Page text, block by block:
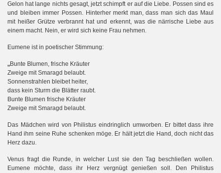
Gelon hat lange nichts gesagt, jetzt schimpft er auf die Liebe. Possen sind es
und bleiben immer Possen.Hinterher merkt man, dass man sich das Maul
mit heißer Grütze verbrannt hat und erkennt, was die närrische Liebe aus
einem macht. Nein, er wird sich keine Frau nehmen.
Eumene ist in poetischer Stimmung:
„Bunte Blumen, frische Kräuter
Zweige mit Smaragd belaubt.
Sonnenstrahlen bleibet heiter,
dass kein Sturm die Blätter raubt.
Bunte Blumen frische Kräuter
Zweige mit Smaragd belaubt.
Das Mädchen wird von Philistus eindringlich umworben. Er bittet dass ihre
Hand ihm seine Ruhe schenken möge. Er hält jetzt die Hand, doch nicht das
Herz dazu.
Venus fragt die Runde, in welcher Lust sie den Tag beschließen wollen.
Eumene möchte, dass ihr Herz vergnügt genießen soll. Den Philistus